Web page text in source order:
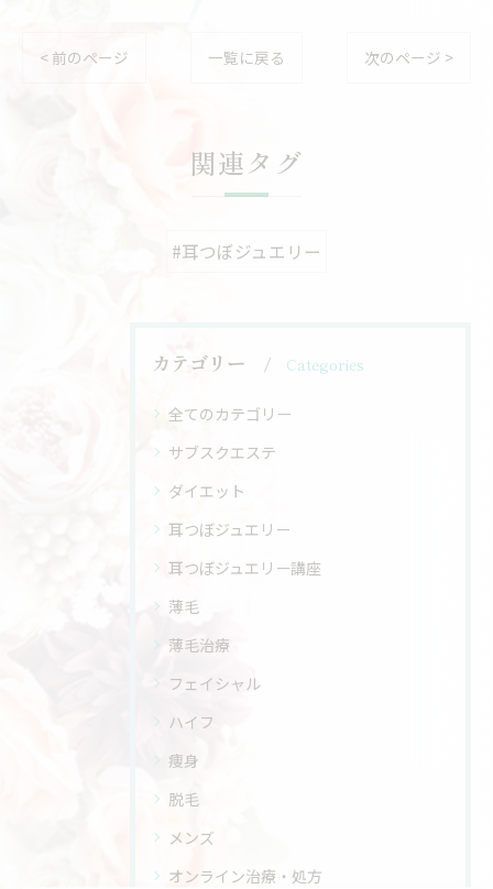
< 前のページ 一覧に戻る 次のページ >
関連タグ
#耳つぼジュエリー
カテゴリー Categories
全てのカテゴリー
サブスクエステ
ダイエット
耳つぼジュエリー
耳つぼジュエリー講座
薄毛
薄毛治療
フェイシャル
ハイフ
痩身
脱毛
メンズ
オンライン治療・処方